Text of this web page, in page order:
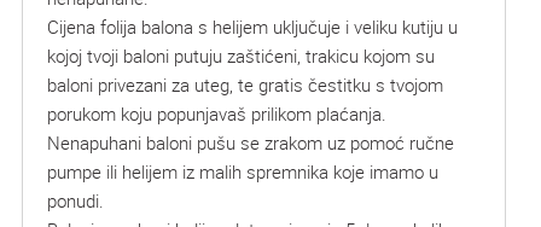
Cijena folija balona s helijem uključuje i veliku kutiju u
kojoj tvoji baloni putuju zaštićeni, trakicu kojom su
baloni privezani za uteg, te gratis čestitku s tvojom
porukom koju popunjavaš prilikom plaćanja.
Nenapuhani baloni pušu se zrakom uz pomoć ručne
pumpe ili helijem iz malih spremnika koje imamo u
ponudi.